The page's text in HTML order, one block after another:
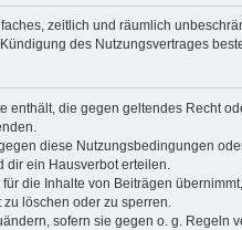
zeitlich und räumlich
des Nutzungsvertrages
enthält, die gegen geltendes Recht
diese Nutzungsbedingungen
ein Hausverbot erteilen.
die Inhalte von Beiträgen
löschen oder zu sperren.
sofern sie gegen o. g.